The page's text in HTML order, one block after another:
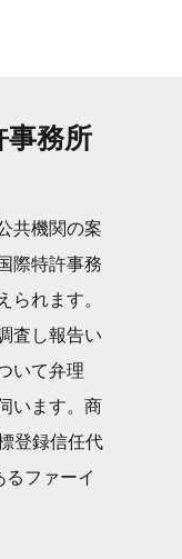
事務所
共機関の案
際特許事務
れます。
査し報告い
いて弁理
います。商
登録信任代
ファーイ